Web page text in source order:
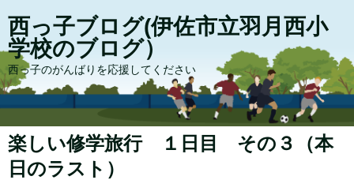
西っ子ブログ(伊佐市立羽月西小
学校のブログ）
西っ子のがんばりを応援してください
楽しい修学旅行 １日目 その３（本
日のラスト）